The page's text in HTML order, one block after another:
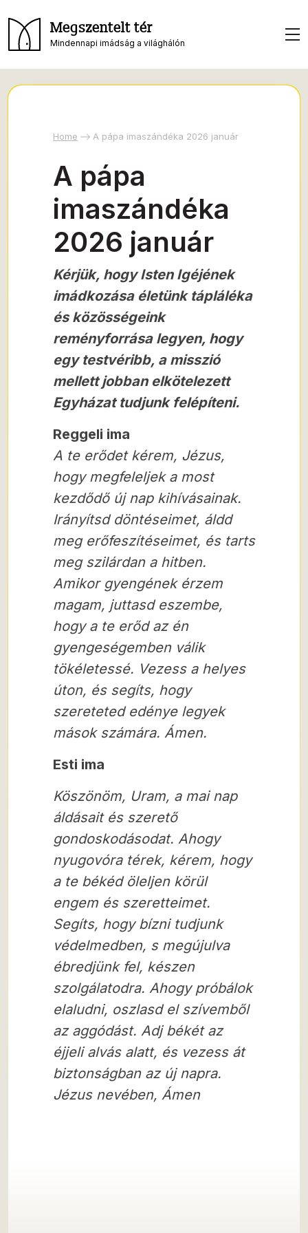
Megszentelt tér
Mindennapi imádság a világhálón
Home A pápa imaszándéka 2026 január
A pápa
imaszándéka
2026 január
Kérjük, hogy Isten Igéjének
imádkozása életünk tápláléka
és közösségeink
reményforrása legyen, hogy
egy testvéribb, a misszió
mellett jobban elkötelezett
Egyházat tudjunk felépíteni.
Reggeli ima
A te erődet kérem, Jézus,
hogy megfeleljek a most
kezdődő új nap kihívásainak.
Irányítsd döntéseimet, áldd
meg erőfeszítéseimet, és tarts
meg szilárdan a hitben.
Amikor gyengének érzem
magam, juttasd eszembe,
hogy a te erőd az én
gyengeségemben válik
tökéletessé. Vezess a helyes
úton, és segíts, hogy
szereteted edénye legyek
mások számára. Ámen.
Esti ima
Köszönöm, Uram, a mai nap
áldásait és szerető
gondoskodásodat. Ahogy
nyugovóra térek, kérem, hogy
a te békéd öleljen körül
engem és szeretteimet.
Segíts, hogy bízni tudjunk
védelmedben, s megújulva
ébredjünk fel, készen
szolgálatodra. Ahogy próbálok
elaludni, oszlasd el szívemből
az aggódást. Adj békét az
éjjeli alvás alatt, és vezess át
biztonságban az új napra.
Jézus nevében, Ámen